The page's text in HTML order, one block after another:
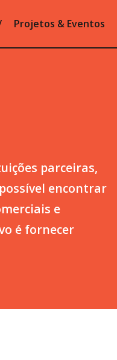
Projetos & Eventos
parceiras,
encontrar
e
é fornecer